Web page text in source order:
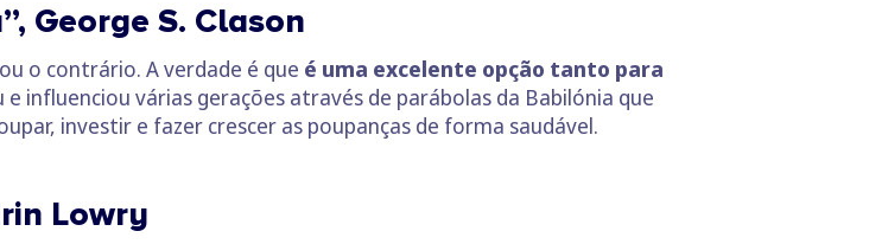
George S. Clason
o contrário. A verdade é que é uma excelente opção tanto para
influenciou várias gerações através de parábolas da Babilónia que
investir e fazer crescer as poupanças de forma saudável.
Lowry